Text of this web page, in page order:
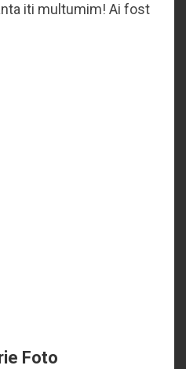
iti multumim! Ai fost
Foto